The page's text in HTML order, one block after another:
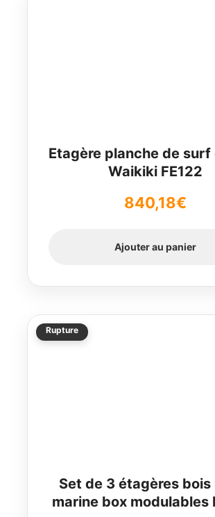
Etagère planche de surf
Waikiki FE122
840,18€
Ajouter au panier
Rupture
Set de 3 étagères bois
marine box modulables